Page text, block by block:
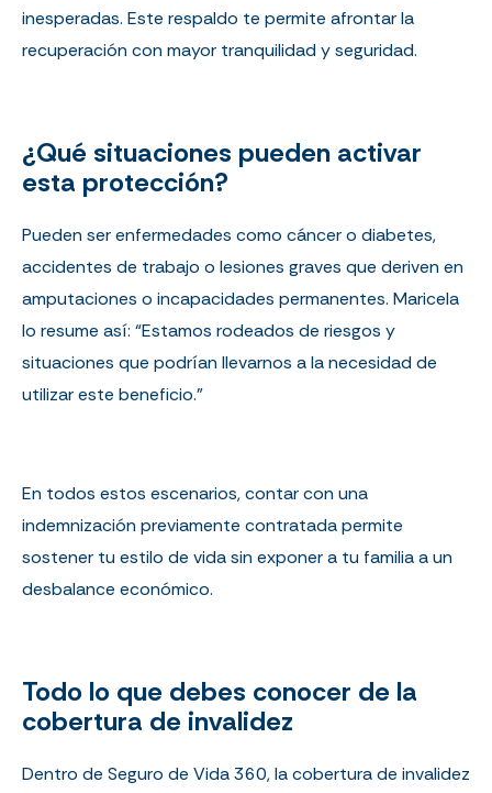
inesperadas. Este respaldo te permite afrontar la
recuperación con mayor tranquilidad y seguridad.
¿Qué situaciones pueden activar
esta protección?
Pueden ser enfermedades como cáncer o diabetes,
accidentes de trabajo o lesiones graves que deriven en
amputaciones o incapacidades permanentes. Maricela
lo resume así: “Estamos rodeados de riesgos y
situaciones que podrían llevarnos a la necesidad de
utilizar este beneficio.”
En todos estos escenarios, contar con una
indemnización previamente contratada permite
sostener tu estilo de vida sin exponer a tu familia a un
desbalance económico.
Todo lo que debes conocer de la
cobertura de invalidez
Dentro de Seguro de Vida 360, la cobertura de invalidez